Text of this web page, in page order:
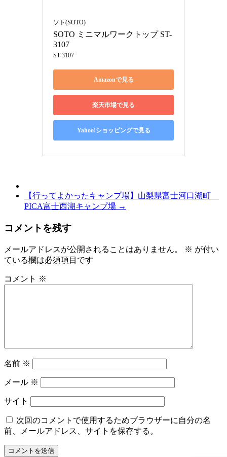
ソト(SOTO)
SOTO ミニマルワークトップ ST-
3107
ST-3107
Amazonで見る
楽天市場で見る
Yahoo!ショッピングで見る
【行ってよかったキャンプ場】山梨県富士河口湖町
PICA富士西湖キャンプ場 →
コメントを残す
メールアドレスが公開されることはありません。 ※ が付い
ている欄は必須項目です
コメント ※
名前 ※
メール ※
サイト
次回のコメントで使用するためブラウザーに自分の名
前、メールアドレス、サイトを保存する。